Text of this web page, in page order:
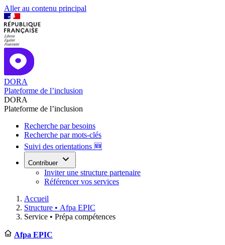
Aller au contenu principal
DORA
Plateforme de l’inclusion
DORA
Plateforme de l’inclusion
Recherche par besoins
Recherche par mots-clés
Suivi des orientations 🆕
Contribuer
Inviter une structure partenaire
Référencer vos services
Accueil
Structure • Afpa EPIC
Service • Prépa compétences
Afpa EPIC